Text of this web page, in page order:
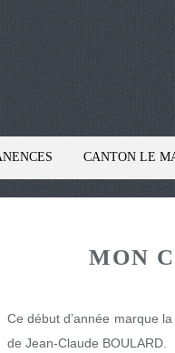
CANTON LE
MON
Ce début d’année marque
de Jean-Claude BOULARD.